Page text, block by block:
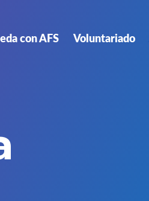
con AFS Voluntariado